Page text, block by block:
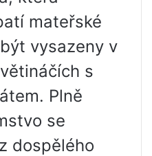
mateřské
vysazeny v
s
Plně
se
dospělého